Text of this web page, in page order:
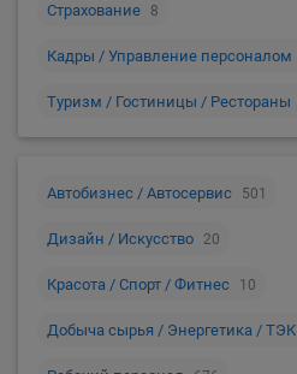
Страхование 8
Кадры / Управление персоналом
Туризм / Гостиницы / Рестораны
Автобизнес / Автосервис 501
Дизайн / Искусство 20
Красота / Спорт / Фитнес 10
Добыча сырья / Энергетика / ТЭК